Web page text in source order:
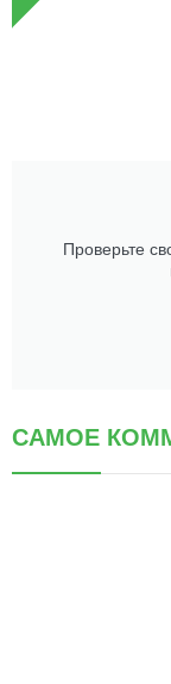
Проверьте
САМОЕ